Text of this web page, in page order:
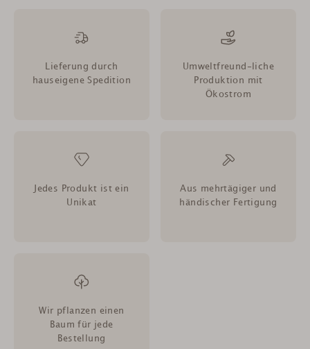
Lieferung durch
hauseigene Spedition
Umweltfreund-liche
Produktion mit
Ökostrom
Jedes Produkt ist ein
Unikat
Aus mehrtägiger und
händischer Fertigung
Wir pflanzen einen
Baum für jede
Bestellung